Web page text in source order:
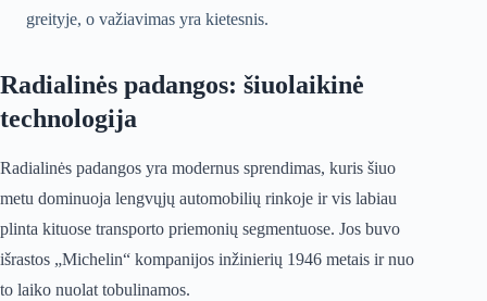
greityje, o važiavimas yra kietesnis.
Radialinės padangos: šiuolaikinė
technologija
Radialinės padangos yra modernus sprendimas, kuris šiuo
metu dominuoja lengvųjų automobilių rinkoje ir vis labiau
plinta kituose transporto priemonių segmentuose. Jos buvo
išrastos „Michelin“ kompanijos inžinierių 1946 metais ir nuo
to laiko nuolat tobulinamos.